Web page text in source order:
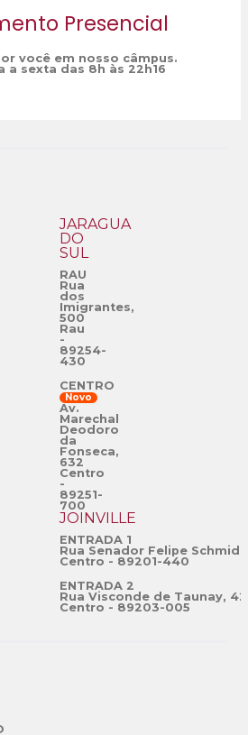
Presencial
você em nosso câmpus.
a sexta das 8h às 22h16
JARAGUÁ
DO
SUL
RAU
Rua
dos
Imigrantes,
500
Rau
-
89254-
430
CENTRO
Novo
Av.
Marechal
Deodoro
da
Fonseca,
632
Centro
-
89251-
700
JOINVILLE
ENTRADA 1
Rua Senador Felipe
Centro - 89201-440
ENTRADA 2
Rua Visconde de Taunay,
Centro - 89203-005